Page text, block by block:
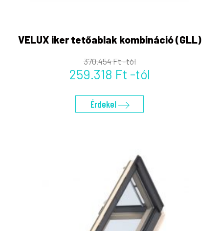
VELUX iker tetőablak kombináció (GLL)
370.454 Ft -tól
259.318 Ft -tól
Érdekel